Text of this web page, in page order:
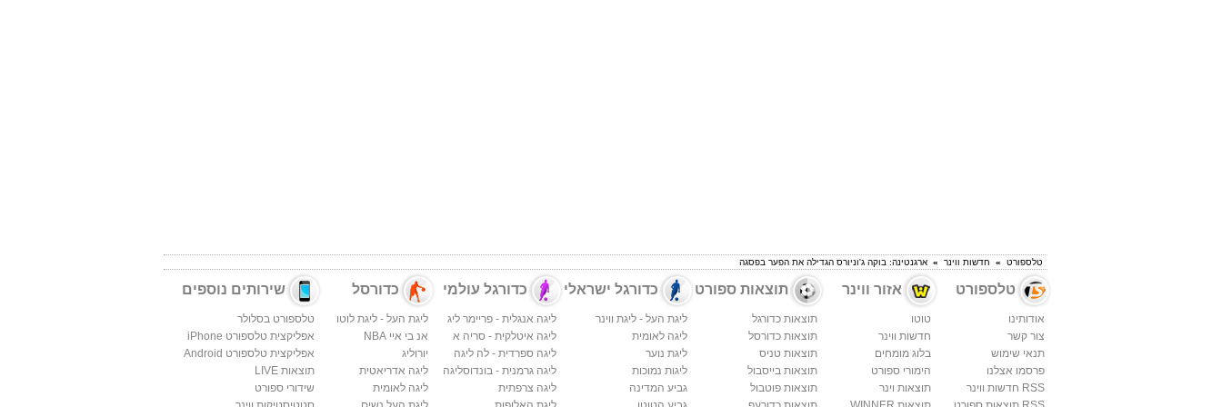
טלספורט » חדשות ווינר » ארגנטינה: בוקה ג'וניורס הגדילה את הפער בפסגה
טלספורט
אודותינו
צור קשר
תנאי שימוש
פרסמו אצלנו
RSS חדשות ווינר
אזור ווינר
טוטו
חדשות ווינר
בלוג מומחים
הימורי ספורט
תוצאות וינר
תוצאות ספורט
תוצאות כדורגל
תוצאות כדורסל
תוצאות טניס
תוצאות בייסבול
תוצאות פוטבול
כדורגל ישראלי
ליגת העל - ליגת ווינר
ליגה לאומית
ליגת נוער
ליגות נמוכות
גביע המדינה
כדורגל עולמי
ליגה אנגלית - פריימר ליג
ליגה איטלקית - סריה א
ליגה ספרדית - לה ליגה
ליגה גרמנית - בונדוסליגה
ליגה צרפתית
כדורסל
ליגת העל - ליגת לוטו
אנ בי איי NBA
יורוליג
ליגה אדריאטית
ליגה לאומית
שירותים נוספים
טלספורט בסלולר
אפליקצית טלספורט iPhone
אפליקצית טלספורט Android
תוצאות LIVE
שידורי ספורט